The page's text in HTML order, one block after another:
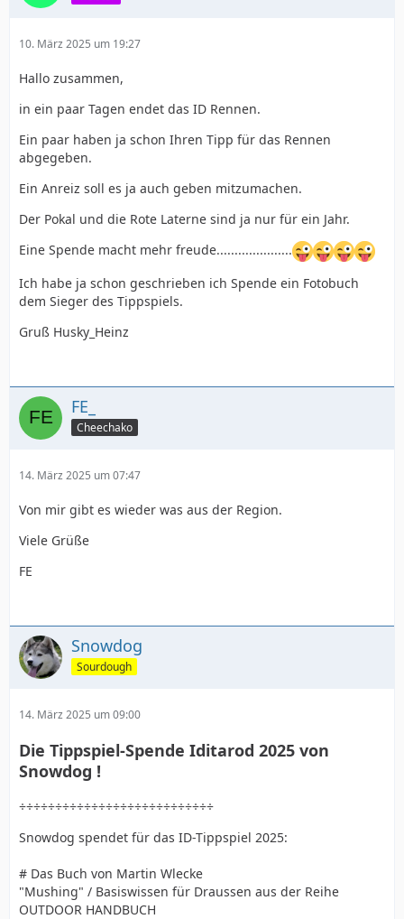
10. März 2025 um 19:27
Hallo zusammen,
in ein paar Tagen endet das ID Rennen.
Ein paar haben ja schon Ihren Tipp für das Rennen
abgegeben.
Ein Anreiz soll es ja auch geben mitzumachen.
Der Pokal und die Rote Laterne sind ja nur für ein Jahr.
Eine Spende macht mehr freude.....................
Ich habe ja schon geschrieben ich Spende ein Fotobuch
dem Sieger des Tippspiels.
Gruß Husky_Heinz
FE_
Cheechako
14. März 2025 um 07:47
Von mir gibt es wieder was aus der Region.
Viele Grüße
FE
Snowdog
Sourdough
14. März 2025 um 09:00
Die Tippspiel-Spende Iditarod 2025 von
Snowdog !
÷÷÷÷÷÷÷÷÷÷÷÷÷÷÷÷÷÷÷÷÷÷÷÷÷÷÷
Snowdog spendet für das ID-Tippspiel 2025:
# Das Buch von Martin Wlecke
"Mushing" / Basiswissen für Draussen aus der Reihe
OUTDOOR HANDBUCH